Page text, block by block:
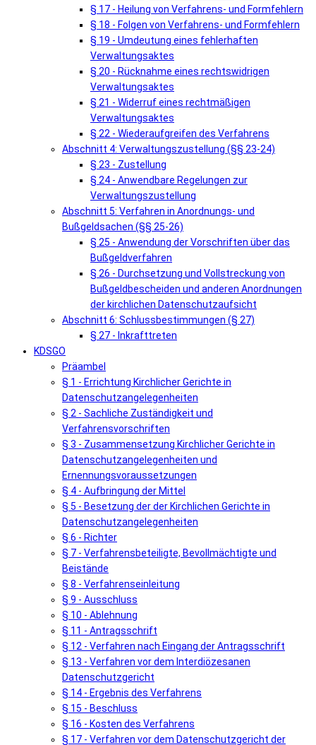
§ 17 - Heilung von Verfahrens- und Formfehlern
§ 18 - Folgen von Verfahrens- und Formfehlern
§ 19 - Umdeutung eines fehlerhaften
Verwaltungsaktes
§ 20 - Rücknahme eines rechtswidrigen
Verwaltungsaktes
§ 21 - Widerruf eines rechtmäßigen
Verwaltungsaktes
§ 22 - Wiederaufgreifen des Verfahrens
Abschnitt 4: Verwaltungszustellung (§§ 23-24)
§ 23 - Zustellung
§ 24 - Anwendbare Regelungen zur
Verwaltungszustellung
Abschnitt 5: Verfahren in Anordnungs- und
Bußgeldsachen (§§ 25-26)
§ 25 - Anwendung der Vorschriften über das
Bußgeldverfahren
§ 26 - Durchsetzung und Vollstreckung von
Bußgeldbescheiden und anderen Anordnungen
der kirchlichen Datenschutzaufsicht
Abschnitt 6: Schlussbestimmungen (§ 27)
§ 27 - Inkrafttreten
KDSGO
Präambel
§ 1 - Errichtung Kirchlicher Gerichte in
Datenschutzangelegenheiten
§ 2 - Sachliche Zuständigkeit und
Verfahrensvorschriften
§ 3 - Zusammensetzung Kirchlicher Gerichte in
Datenschutzangelegenheiten und
Ernennungsvoraussetzungen
§ 4 - Aufbringung der Mittel
§ 5 - Besetzung der der Kirchlichen Gerichte in
Datenschutzangelegenheiten
§ 6 - Richter
§ 7 - Verfahrensbeteiligte, Bevollmächtigte und
Beistände
§ 8 - Verfahrenseinleitung
§ 9 - Ausschluss
§ 10 - Ablehnung
§ 11 - Antragsschrift
§ 12 - Verfahren nach Eingang der Antragsschrift
§ 13 - Verfahren vor dem Interdiözesanen
Datenschutzgericht
§ 14 - Ergebnis des Verfahrens
§ 15 - Beschluss
§ 16 - Kosten des Verfahrens
§ 17 - Verfahren vor dem Datenschutzgericht der